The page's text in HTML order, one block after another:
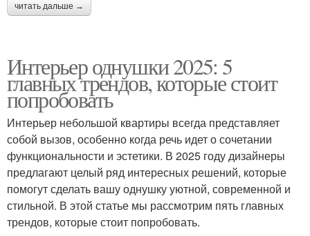
читать дальше →
Интерьер однушки 2025: 5
главных трендов, которые стоит
попробовать
Интерьер небольшой квартиры всегда представляет
собой вызов, особенно когда речь идет о сочетании
функциональности и эстетики. В 2025 году дизайнеры
предлагают целый ряд интересных решений, которые
помогут сделать вашу однушку уютной, современной и
стильной. В этой статье мы рассмотрим пять главных
трендов, которые стоит попробовать.